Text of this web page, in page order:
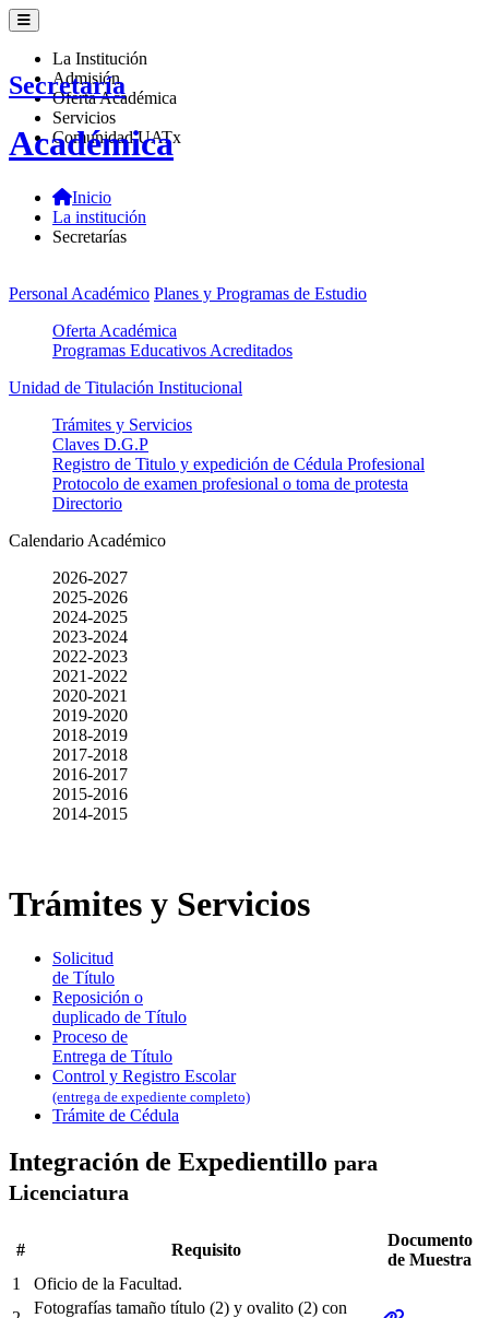
La Institución
Admisión
Oferta Académica
Servicios
Comunidad UATx
Secretaría
Académica
Inicio
La institución
Secretarías
Personal Académico Planes y Programas de Estudio
Oferta Académica
Programas Educativos Acreditados
Unidad de Titulación Institucional
Trámites y Servicios
Claves D.G.P
Registro de Titulo y expedición de Cédula Profesional
Protocolo de examen profesional o toma de protesta
Directorio
Calendario Académico
2026-2027
2025-2026
2024-2025
2023-2024
2022-2023
2021-2022
2020-2021
2019-2020
2018-2019
2017-2018
2016-2017
2015-2016
2014-2015
Trámites y Servicios
Solicitud
de Título
Reposición o
duplicado de Título
Proceso de
Entrega de Título
Control y Registro Escolar
(entrega de expediente completo)
Trámite de Cédula
Integración de Expedientillo para
Licenciatura
# Requisito
Documento
de Muestra
1
Oficio de la Facultad.
Fotografías tamaño título (2) y ovalito (2) con